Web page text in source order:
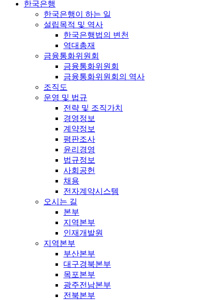
한국은행
한국은행이 하는 일
설립목적 및 역사
한국은행법의 변천
역대총재
금융통화위원회
금융통화위원회
금융통화위원회의 역사
조직도
운영 및 법규
전략 및 조직가치
경영정보
계약정보
평판조사
윤리경영
법규정보
사회공헌
채용
전자계약시스템
오시는 길
본부
지역본부
인재개발원
지역본부
부산본부
대구경북본부
목포본부
광주전남본부
전북본부